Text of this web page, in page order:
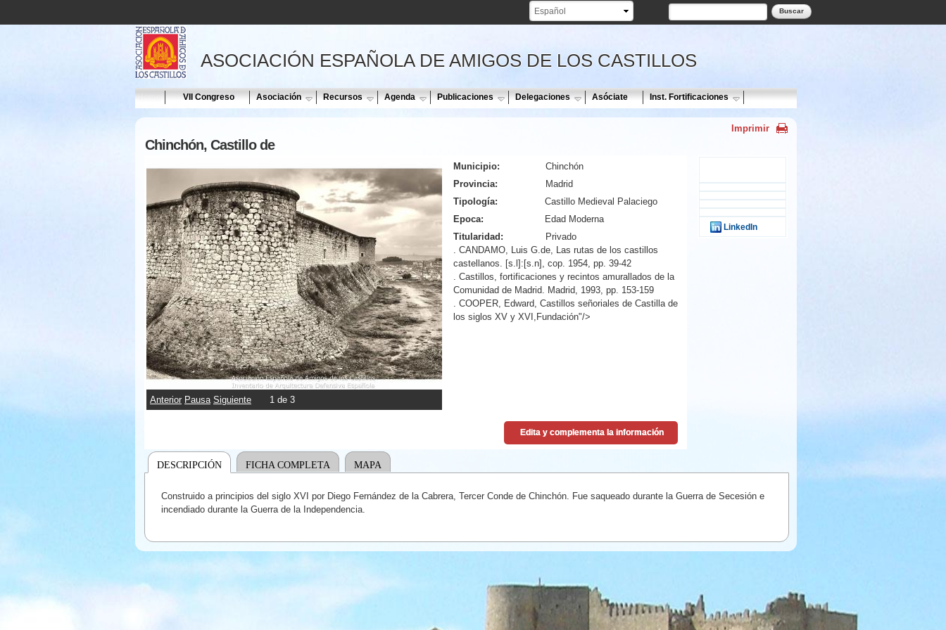
Formulario de búsqueda
Buscar
ASOCIACIÓN ESPAÑOLA DE AMIGOS DE LOS CASTILLOS
Home VII Congreso Asociación Recursos Agenda Publicaciones Delegaciones Asóciate Inst. Fortificaciones
Imprimir
Chinchón, Castillo de
LinkedIn
Anterior Pausa Siguiente 2 de 3
Municipio:
Chinchón
Provincia:
Madrid
Tipología:
Castillo Medieval Palaciego
Epoca:
Edad Moderna
Titularidad:
Privado
. CANDAMO, Luis G.de, Las rutas de los castillos
castellanos. [s.l]:[s.n], cop. 1954, pp. 39-42
. Castillos, fortificaciones y recintos amurallados de la
Comunidad de Madrid. Madrid, 1993, pp. 153-159
. COOPER, Edward, Castillos señoriales de Castilla de
los siglos XV y XVI,Fundación"/>
DESCRIPCIÓN FICHA COMPLETA MAPA
Construido a principios del siglo XVI por Diego Fernández de la Cabrera, Tercer Conde de Chinchón. Fue saqueado durante la Guerra de Secesión e
incendiado durante la Guerra de la Independencia.